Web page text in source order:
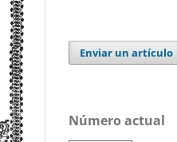
Enviar un artículo
Número actual